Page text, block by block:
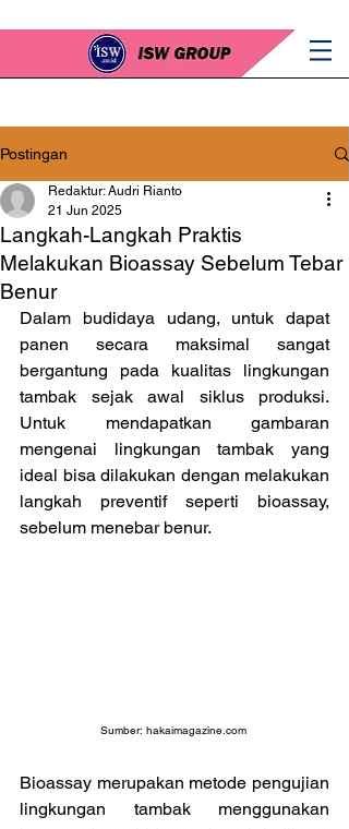
Postingan
Langkah-Langkah Praktis
Melakukan Bioassay Sebelum Tebar
Benur
Redaktur: Audri Rianto
21 Jun 2025
Dalam budidaya udang, untuk dapat
panen secara maksimal sangat
bergantung pada kualitas lingkungan
tambak sejak awal siklus produksi.
Untuk mendapatkan gambaran
mengenai lingkungan tambak yang
ideal bisa dilakukan dengan melakukan
langkah preventif seperti bioassay,
sebelum menebar benur.
Sumber: hakaimagazine.com
Bioassay merupakan metode pengujian
lingkungan tambak menggunakan